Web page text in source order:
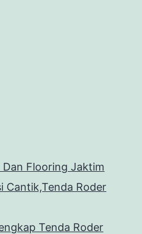
Dan Flooring Jaktim
Cantik,Tenda Roder
Tenda Roder